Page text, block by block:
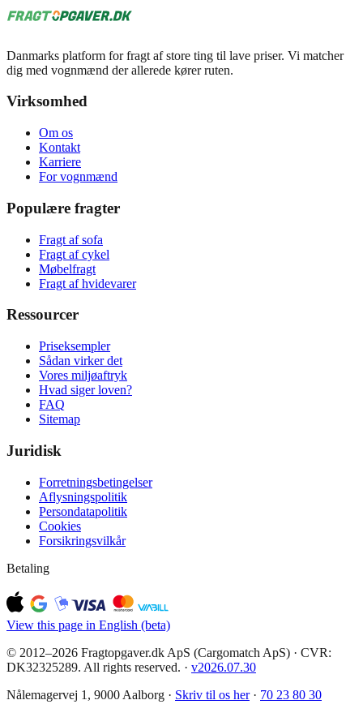
Danmarks platform for fragt af store ting til lave priser. Vi matcher
dig med vognmænd der allerede kører ruten.
Virksomhed
Om os
Kontakt
Karriere
For vognmænd
Populære fragter
Fragt af sofa
Fragt af cykel
Møbelfragt
Fragt af hvidevarer
Ressourcer
Priseksempler
Sådan virker det
Vores miljøaftryk
Hvad siger loven?
FAQ
Sitemap
Juridisk
Forretningsbetingelser
Aflysningspolitik
Persondatapolitik
Cookies
Forsikringsvilkår
Betaling
View this page in English (beta)
© 2012–2026 Fragtopgaver.dk ApS (Cargomatch ApS) · CVR:
DK32325289. All rights reserved. · v2026.07.30
Nålemagervej 1, 9000 Aalborg · Skriv til os her · 70 23 80 30